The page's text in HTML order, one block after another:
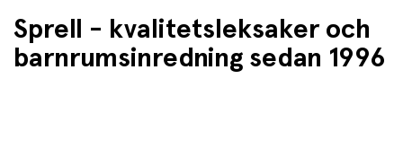
Sprell - kvalitetsleksaker och
barnrumsinredning sedan 1996